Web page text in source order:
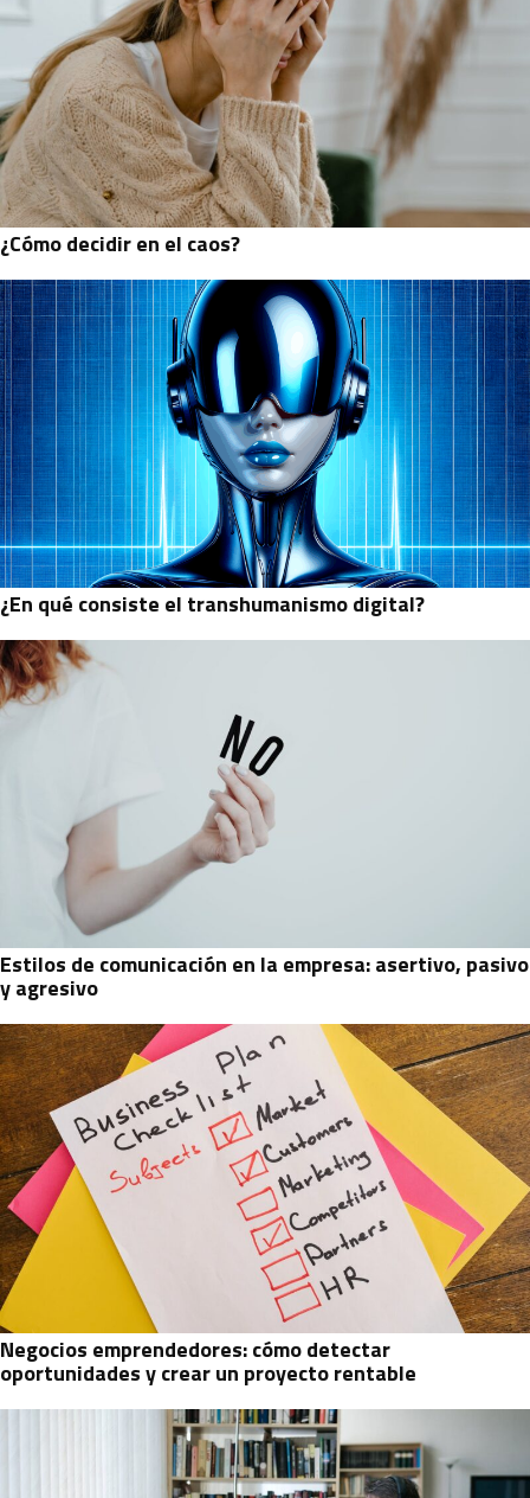
¿Cómo decidir en el caos?
¿En qué consiste el transhumanismo digital?
Estilos de comunicación en la empresa: asertivo, pasivo
y agresivo
Negocios emprendedores: cómo detectar
oportunidades y crear un proyecto rentable